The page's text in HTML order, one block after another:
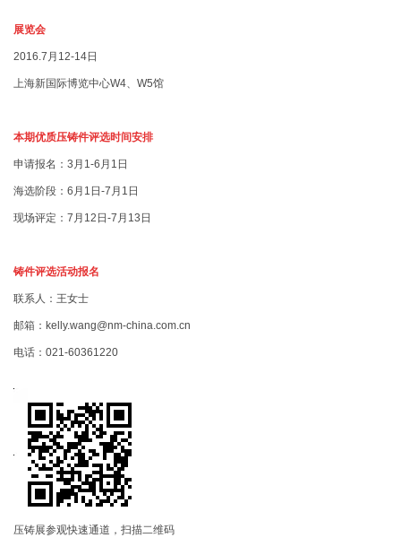
展览会
2016.7月12-14日
上海新国际博览中心W4、W5馆
本期优质压铸件评选时间安排
申请报名：3月1-6月1日
海选阶段：6月1日-7月1日
现场评定：7月12日-7月13日
铸件评选活动报名
联系人：王女士
邮箱：kelly.wang@nm-china.com.cn
电话：021-60361220
压铸展参观快速通道，扫描二维码